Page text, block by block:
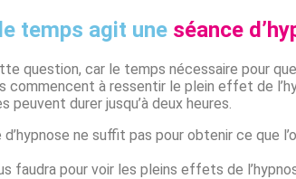
temps agit une séance
question, car le temps nécessaire pour
à ressentir le plein effet de
durer jusqu’à deux heures.
d’hypnose ne suffit pas pour obtenir ce
faudra pour voir les pleins effets de